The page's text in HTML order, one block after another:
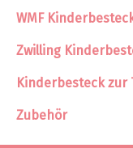
WMF
Zwilling
Kinderbesteck zur
Zubehör